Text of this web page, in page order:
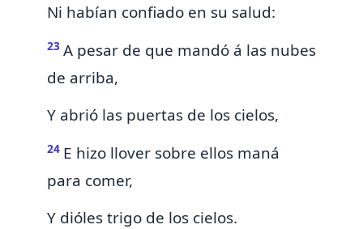
Ni habían confiado en su salud:
23 A pesar de que mandó á las nubes
de arriba,
Y abrió las puertas de los cielos,
24 E hizo llover sobre ellos maná
para comer,
Y diólestrigo de los cielos.